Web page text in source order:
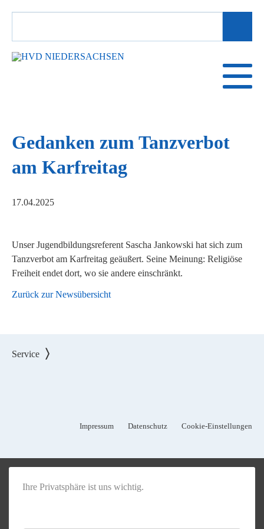
SUCHBEGRIFFE
Gedanken zum Tanzverbot
am Karfreitag
17.04.2025
Unser Jugendbildungsreferent Sascha Jankowski hat sich zum
Tanzverbot am Karfreitag geäußert. Seine Meinung: Religiöse
Freiheit endet dort, wo sie andere einschränkt.
Zurück zur Newsübersicht
Service
Impressum Datenschutz Cookie-Einstellungen
Ihre Privatsphäre ist uns wichtig.